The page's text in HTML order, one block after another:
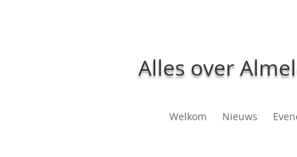
Alles over
Welkom Nieuws